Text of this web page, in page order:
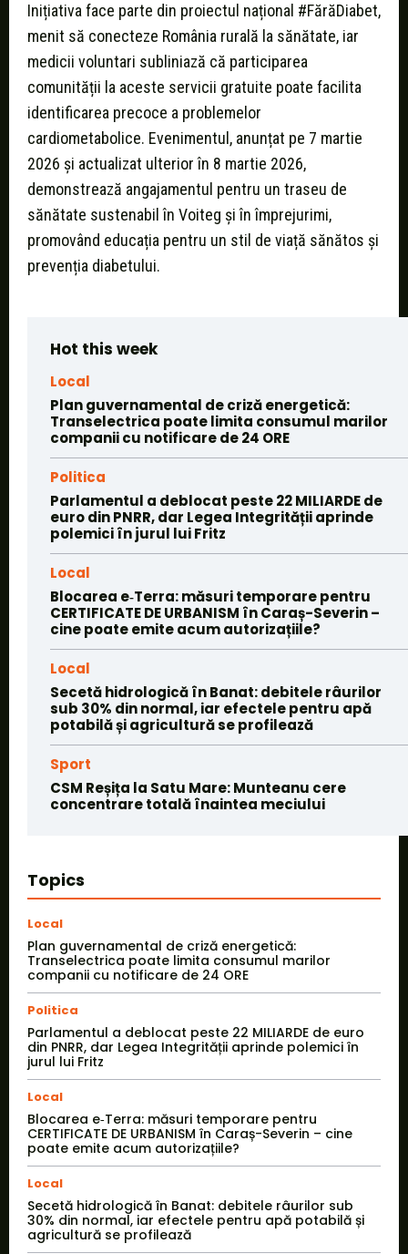
Inițiativa face parte din proiectul național #FărăDiabet,
menit să conecteze România rurală la sănătate, iar
medicii voluntari subliniază că participarea
comunității la aceste servicii gratuite poate facilita
identificarea precoce a problemelor
cardiometabolice. Evenimentul, anunțat pe 7 martie
2026 și actualizat ulterior în 8 martie 2026,
demonstrează angajamentul pentru un traseu de
sănătate sustenabil în Voiteg și în împrejurimi,
promovând educația pentru un stil de viață sănătos și
prevenția diabetului.
Hot this week
Local
Plan guvernamental de criză energetică:
Transelectrica poate limita consumul marilor
companii cu notificare de 24 ORE
Politica
Parlamentul a deblocat peste 22 MILIARDE de
euro din PNRR, dar Legea Integrității aprinde
polemici în jurul lui Fritz
Local
Blocarea e‑Terra: măsuri temporare pentru
CERTIFICATE DE URBANISM în Caraș-Severin –
cine poate emite acum autorizațiile?
Local
Secetă hidrologică în Banat: debitele râurilor
sub 30% din normal, iar efectele pentru apă
potabilă și agricultură se profilează
Sport
CSM Reșița la Satu Mare: Munteanu cere
concentrare totală înaintea meciului
Topics
Local
Plan guvernamental de criză energetică:
Transelectrica poate limita consumul marilor
companii cu notificare de 24 ORE
Politica
Parlamentul a deblocat peste 22 MILIARDE de euro
din PNRR, dar Legea Integrității aprinde polemici în
jurul lui Fritz
Local
Blocarea e‑Terra: măsuri temporare pentru
CERTIFICATE DE URBANISM în Caraș-Severin – cine
poate emite acum autorizațiile?
Local
Secetă hidrologică în Banat: debitele râurilor sub
30% din normal, iar efectele pentru apă potabilă și
agricultură se profilează